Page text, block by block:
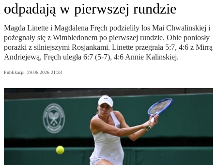
odpadają w pierwszej rundzie
Magda Linette i Magdalena Fręch podzieliły los Mai Chwalinskiej i
pożegnały się z Wimbledonem po pierwszej rundzie. Obie poniosły
porażki z silniejszymi Rosjankami. Linette przegrała 5:7, 4:6 z Mirrą
Andriejewą, Fręch uległa 6:7 (5-7), 4:6 Annie Kalinskiej.
Publikacja: 29.06.2026 21:33